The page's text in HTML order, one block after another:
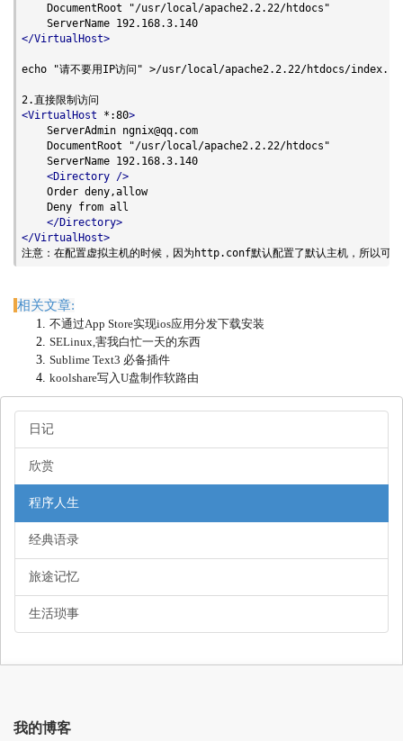
    DocumentRoot "/usr/local/apache2.2.22/htdocs"
</VirtualHost>
echo "请不要用IP访问" >/usr/local/apache2.2.22/htdocs/
<VirtualHost *:80>
    ServerAdmin
ngnix@qq.com
    DocumentRoot "/usr/local/apache2.2.22/htdocs"
    ServerName 192.168.3.140
<Directory />
    Order deny,allow
    Deny from all
</Directory>
</VirtualHost>
注意：在配置虚拟主机的时候，因为http.conf默认配置了默认主机，所以
相关文章:
不通过App Store实现ios应用分发下载安装
SELinux,害我白忙一天的东西
Sublime Text3 必备插件
koolshare写入U盘制作软路由
日记
欣赏
程序人生
经典语录
旅途记忆
生活琐事
我的博客